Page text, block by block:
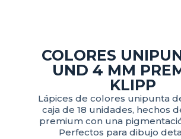
COLORES
UND 4 MM
KLIPP
Lápices de colores unipunta
caja de 18 unidades, hechos
premium con una
Perfectos para dibujo